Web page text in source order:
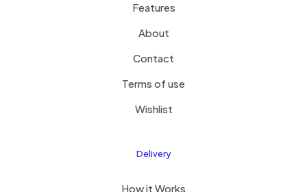
Features
About
Contact
Terms of use
Wishlist
Delivery
How it Works